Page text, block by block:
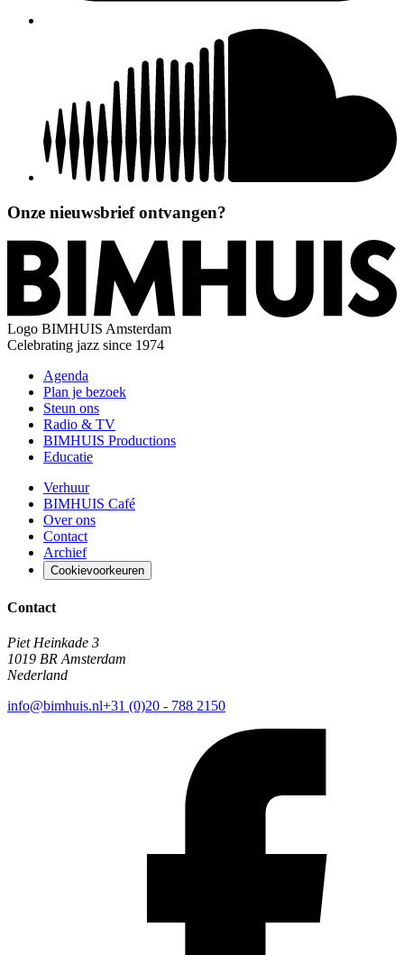
Onze nieuwsbrief ontvangen?
Logo BIMHUIS Amsterdam
Celebrating jazz since 1974
Agenda
Plan je bezoek
Steun ons
Radio & TV
BIMHUIS Productions
Educatie
Verhuur
BIMHUIS Café
Over ons
Contact
Archief
Cookievoorkeuren
Contact
Piet Heinkade 3
1019 BR Amsterdam
Nederland
info@bimhuis.nl+31 (0)20 - 788 2150